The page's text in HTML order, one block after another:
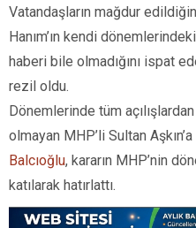
Vatandaşların mağdur
Hanım’ın kendi
haberi bile olmadığını ispat
rezil oldu.
Dönemlerinde tüm
olmayan MHP’li Sultan
Balcıoğlu, kararın MHP’nin
katılarak hatırlattı.